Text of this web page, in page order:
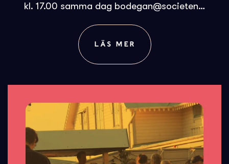
kl. 17.00 samma dag bodegan@societen…
LÄS MER